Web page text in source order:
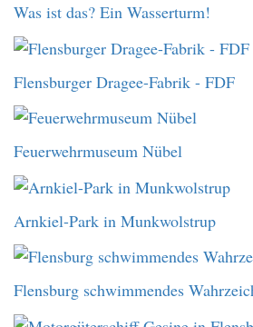
Was ist das? Ein Wasserturm!
Flensburger Dragee-Fabrik - FDF
Feuerwehrmuseum Nübel
Arnkiel-Park in Munkwolstrup
Flensburg schwimmendes